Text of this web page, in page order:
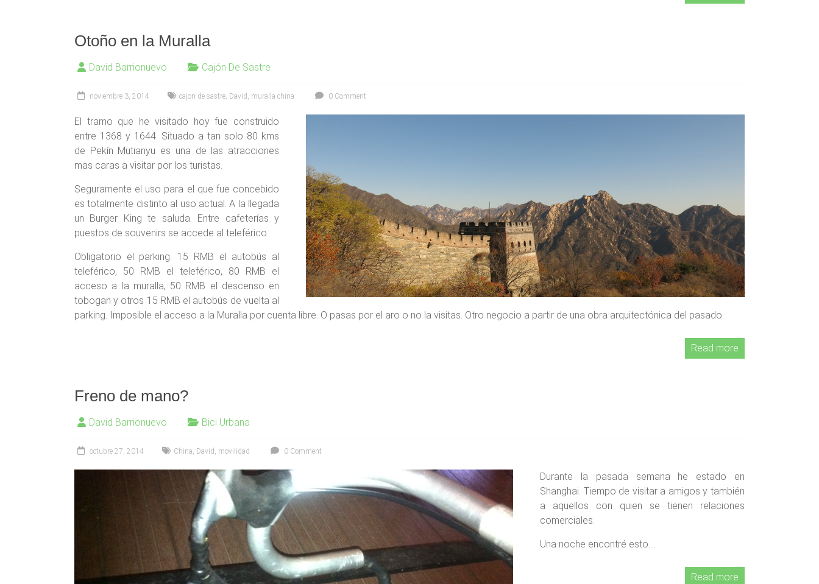
Otoño en la Muralla
David Barrionuevo Cajón De Sastre
noviembre 3, 2014 cajon de sastre, David , muralla china 0 Comment
El tramo que he visitado hoy fue construido
entre 1368 y 1644. Situado a tan solo 80 kms
de Pekín Mutianyu es una de las atracciones
mas caras a visitar por los turistas.
Seguramente el uso para el que fue concebido
es totalmente distinto al uso actual. A la llegada
un Burger King te saluda. Entre cafeterías y
puestos de souvenirs se accede al teleférico.
Obligatorio el parking. 15 RMB el autobús al
teleférico, 50 RMB el teleférico, 80 RMB el
acceso a la muralla, 50 RMB el descenso en
tobogan y otros 15 RMB el autobús de vuelta al
parking. Imposible el acceso a la Muralla por cuenta libre. O pasas por el aro o no la visitas. Otro negocio a partir de una obra arquitectónica del pasado.
Read more
Freno de mano?
David Barrionuevo Bici Urbana
octubre 27, 2014 China, David , movilidad 0 Comment
Durante la pasada semana he estado en
Shanghai. Tiempo de visitar a amigos y también
a aquellos con quien se tienen relaciones
comerciales.
Una noche encontré esto….
Read more